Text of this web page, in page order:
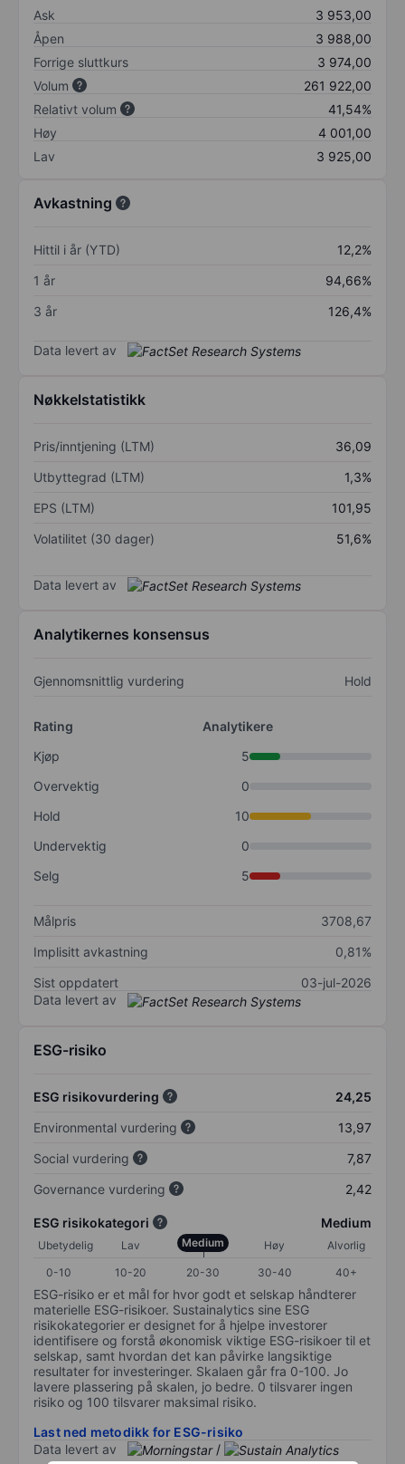
Ask
3 953,00
Åpen
3 988,00
Forrige sluttkurs
3 974,00
Volum
261 922,00
Relativt volum
41,54%
Høy
4 001,00
Lav
3 925,00
Avkastning
Hittil i år (YTD)
12,2%
1 år
94,66%
3 år
126,4%
Data levert av
Nøkkelstatistikk
Pris/inntjening (LTM)
36,09
Utbyttegrad (LTM)
1,3%
EPS (LTM)
101,95
Volatilitet (30 dager)
51,6%
Data levert av
Analytikernes konsensus
Gjennomsnittlig vurdering Hold
Rating
Analytikere
Kjøp
5
Overvektig
0
Hold
10
Undervektig
0
Selg
5
Målpris
3708,67
Implisitt avkastning
0,81%
Sist oppdatert
03-jul-2026
Data levert av
ESG-risiko
ESG risikovurdering
24,25
Environmental vurdering
13,97
Social vurdering
7,87
Governance vurdering
2,42
ESG risikokategori Medium
Ubetydelig Lav Medium Høy
Alvorlig
0-10
10-20 20-30 30-40 40+
ESG-risiko er et mål for hvor godt et selskap håndterer
materielle ESG-risikoer. Sustainalytics sine ESG
risikokategorier er designet for å hjelpe investorer
identifisere og forstå økonomisk viktige ESG-risikoer til et
selskap, samt hvordan det kan påvirke langsiktige
resultater for investeringer. Skalaen går fra 0-100. Jo
lavere plassering på skalen, jo bedre. 0 tilsvarer ingen
risiko og 100 tilsvarer maksimal risiko.
Last ned metodikk for ESG-risiko
Data levert av
/